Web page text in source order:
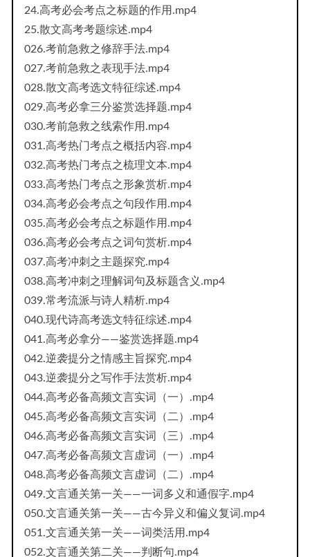
24.高考必会考点之标题的作用.mp4
25.散文高考考题综述.mp4
026.考前急救之修辞手法.mp4
027.考前急救之表现手法.mp4
028.散文高考选文特征综述.mp4
029.高考必拿三分鉴赏选择题.mp4
030.考前急救之线索作用.mp4
031.高考热门考点之概括内容.mp4
032.高考热门考点之梳理文本.mp4
033.高考热门考点之形象赏析.mp4
034.高考必会考点之句段作用.mp4
035.高考必会考点之标题作用.mp4
036.高考必会考点之词句赏析.mp4
037.高考冲刺之主题探究.mp4
038.高考冲刺之理解词句及标题含义.mp4
039.常考流派与诗人精析.mp4
040.现代诗高考选文特征综述.mp4
041.高考必拿分——鉴赏选择题.mp4
042.逆袭提分之情感主旨探究.mp4
043.逆袭提分之写作手法赏析.mp4
044.高考必备高频文言实词（一）.mp4
045.高考必备高频文言实词（二）.mp4
046.高考必备高频文言实词（三）.mp4
047.高考必备高频文言虚词（一）.mp4
048.高考必备高频文言虚词（二）.mp4
049.文言通关第一关——一词多义和通假字.mp4
050.文言通关第一关——古今异义和偏义复词.mp4
051.文言通关第一关——词类活用.mp4
052.文言通关第二关——判断句.mp4